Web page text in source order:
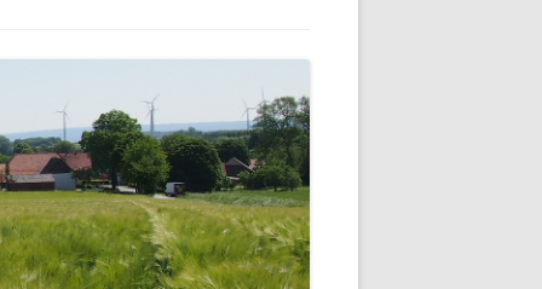
NATUR ERLEBEN
UNWETTER IN HOHEHAUS